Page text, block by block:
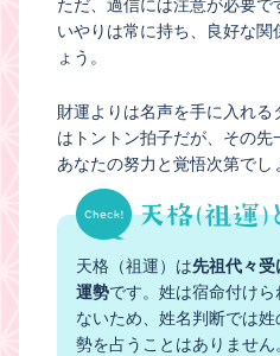
ただ、過信には注意が必要
いやりは常に持ち、良好な関
ょう。
財運よりは名声を手に入れ
はトントン拍子だが、その先
あなたの努力と覚悟次第でし
天格（祖運）は先祖代々受
運勢です。姓は宿命付け
ないため、姓名判断では
勢を占うことはありませ